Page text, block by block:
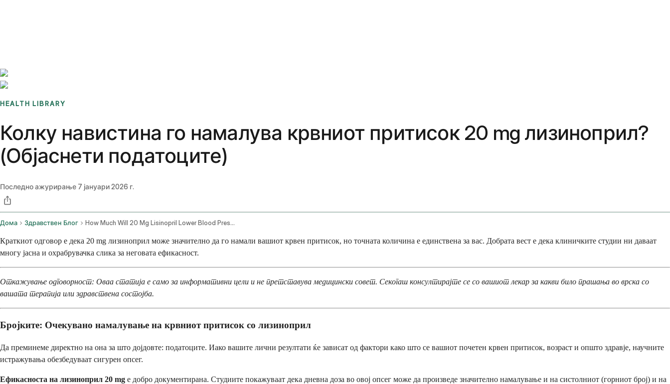
HEALTH LIBRARY
Колку навистина го намалува крвниот притисок 20 mg лизиноприл?
(Објаснети податоците)
Последно ажурирање 7 јануари 2026 г.
Дома Здравствен Блог How Much Will 20 Mg Lisinopril Lower Blood Pressure
Краткиот одговор е дека 20 mg лизиноприл може значително да го намали вашиот крвен притисок, но точната количина е единствена за вас. Добрата вест е дека клиничките студии ни даваат
многу јасна и охрабрувачка слика за неговата ефикасност.
Откажување одговорност: Оваа статија е само за информативни цели и не претставува медицински совет. Секогаш консултирајте се со вашиот лекар за какви било прашања во врска со
вашата терапија или здравствена состојба.
Бројките: Очекувано намалување на крвниот притисок со лизиноприл
Да преминеме директно на она за што дојдовте: податоците. Иако вашите лични резултати ќе зависат од фактори како што се вашиот почетен крвен притисок, возраст и општо здравје, научните
истражувања обезбедуваат сигурен опсег.
Ефикасноста на лизиноприл 20 mg е добро документирана. Студиите покажуваат дека дневна доза во овој опсег може да произведе значително намалување и на систолниот (горниот број) и на